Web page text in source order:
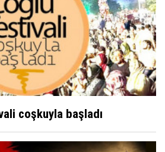
coşkuyla başladı